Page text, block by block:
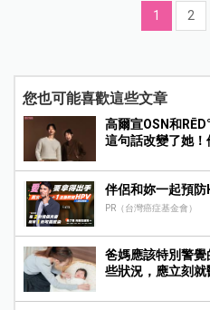
1 2
您也可能喜歡這些文章
高爾宣OSN和
這句話改變了她
伴侶和妳一起預防
PR（台灣癌症基金會）
爸媽應該特別警
些狀況，應立刻就